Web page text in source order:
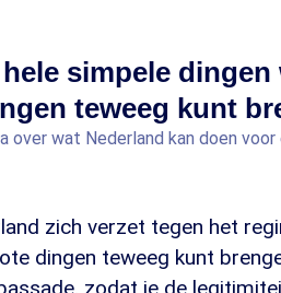
simpele dingen
teweeg kunt
over wat Nederland kan doen voor
zich verzet tegen het
dingen teweeg kunt